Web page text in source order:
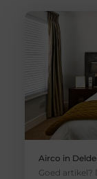
Airco in
Goed artikel?